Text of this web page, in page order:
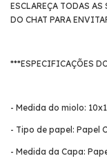
ESCLAREÇA TODAS
DO CHAT PARA
***ESPECIFICAÇÕES
- Medida do miolo:
- Tipo de papel: Papel
- Medida da Capa: